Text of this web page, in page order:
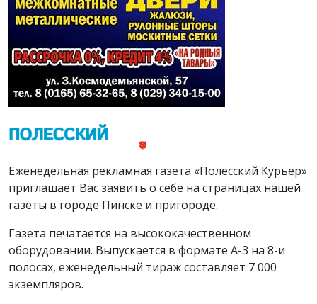
Еженедельная рекламная газета «Полесский Курьер»
приглашает Вас заявить о себе на страницах нашей
газеты в городе Пинске и пригороде.
Газета печатается на высококачественном
оборудовании. Выпускается в формате А-3 на 8-и
полосах, еженедельный тираж составляет 7 000
экземпляров.